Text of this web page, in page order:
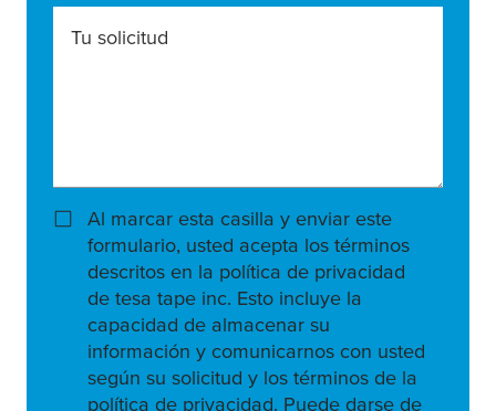
Tu solicitud
Al marcar esta casilla y enviar este
formulario, usted acepta los términos
descritos en la política de privacidad
de tesa tape inc. Esto incluye la
capacidad de almacenar su
información y comunicarnos con usted
según su solicitud y los términos de la
política de privacidad. Puede darse de